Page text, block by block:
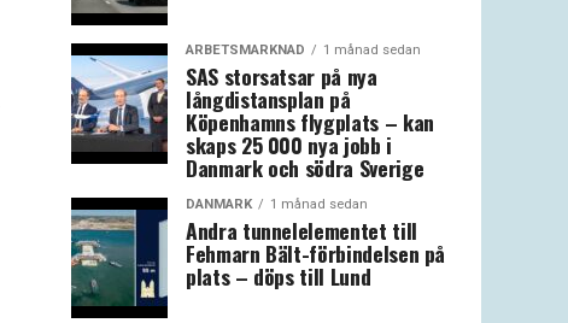
ARBETSMARKNAD 1 månad sedan
SAS storsatsar på nya
långdistansplan på
Köpenhamns flygplats – kan
skaps 25 000 nya jobb i
Danmark och södra Sverige
DANMARK 1 månad sedan
Andra tunnelelementet till
Fehmarn Bält-förbindelsen på
plats – döps till Lund